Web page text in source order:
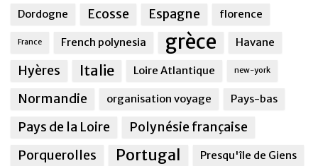
Dordogne Ecosse Espagne florence
France French polynesia grèce Havane
Hyères Italie Loire Atlantique new-york
Normandie organisation voyage Pays-bas
Pays de la Loire
Polynésie française
Porquerolles
Portugal Presqu'île de Giens